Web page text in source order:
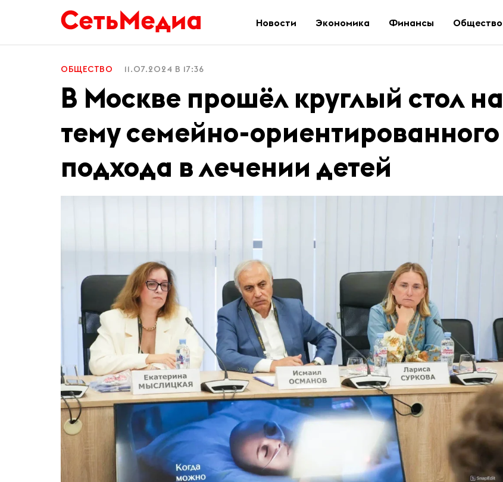
Новости Экономика Финансы Общество
ОБЩЕСТВО 11.07.2024 В 17:36
В Москве прошёл круглый стол на
тему семейно-ориентированного
подхода в лечении детей